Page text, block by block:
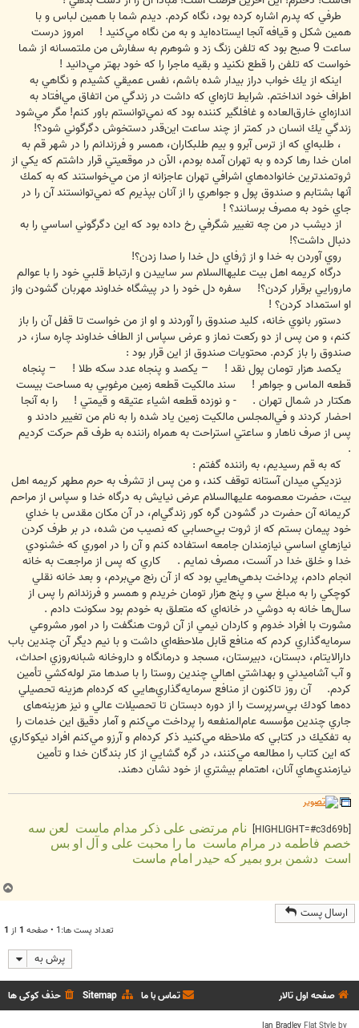
طرفي كه پدرم اشاره كرده بود، نگاه كردم. ديدم شما با همين لباس و با
همين شكل و قيافه آنجا ايستاده‌ايد و به من نگاه مي‌كنيد ! امروز درست
ساعت 9 صبح بود كه تلفن زنگ زد و شوهرم به سفارش من ملتمسانه از شما
خواست كه تلفن را قطع نكنيد و بقيه ماجرا را كه خود بهتر مي‌دانيد !
اينكه از يك خواب دراز بيدار شده باشم، نفس عميقي كشيدم و نگاهي به
اطراف خود انداختم. شرايط تازه‌اي كه داشت در زندگي من اتفاق مي‌افتاد به
اندازه‌اي خارق‌العاده و غافلگير كننده بود كه نمي‌توانستم باور كنم! مگر مي‌شود
زندگي يك انسان در كمتر از چند ساعت اين‌قدر دستخوش دگرگوني شود؟!
، طلبه‌اي كه از ترس آبرو و بيم طلبكاران، همسر و فرزندانم را در شهر قم به
امان خدا رها كرده و به تهران آمده بودم، الآن در موقعيتي قرار داشتم كه يكي از
ثروتمندترين خانواده‌هاي اشرافي تهران عاجزانه از من مي‌خواستند كه به كمك
آنها بشتابم و صندوق پول و جواهري را از آنان بپذيرم كه نمي‌توانستند آن را در
جاي خود به مصرف برسانند؟ !
از ديشب در من چه تغيير شگرفي رخ داده بود كه اين دگرگوني اساسي را به
دنبال داشت؟!
روي آوردن به خدا و از ژرفاي دل خدا را صدا زدن؟!
درگاه كريمه اهل بيت عليها‌السلام سر ساييدن و ارتباط قلبي خود را با عوالم
مارورايي برقرار كردن؟! سفره دل خود را در پيشگاه خداوند مهربان گشودن واز
او استمداد كردن؟ !
دستور بانوي خانه، كليد صندوق را آوردند و او از من خواست تا قفل آن را باز
كنم، و من پس از دو ركعت نماز و عرض سپاس از الطاف خداوند چاره ساز، در
صندوق را باز كردم. محتويات صندوق از اين قرار بود :
يكصد هزار تومان پول نقد ! – يكصد و پنجاه عدد سكه طلا ! – پنجاه
قطعه الماس و جواهر ! سند مالكيت قطعه زمين مرغوبي به مساحت بيست
هكتار در شمال تهران . - و نوزده قطعه اشياء عتيقه و قيمتي ! را به آنجا
احضار كردند و في‌المجلس مالكيت زمين ياد شده را به نام من تغيير دادند و
پس از صرف ناهار و ساعتي استراحت به همراه راننده به طرف قم حركت كرديم
.
كه به قم رسيديم، به راننده گفتم :
نزديكي ميدان آستانه توقف كند، و من پس از تشرف به حرم مطهر كريمه اهل
بيت، حضرت معصومه عليها‌السلام عرض نيايش به درگاه خدا و سپاس از مراحم
كريمانه آن حضرت در گشودن گره كور زندگي‌ام، در آن مكان مقدس با خداي
خود پيمان بستم كه از ثروت بي‌حسابي كه نصيب من شده، در بر طرف كردن
نيازهاي اساسي نيازمندان جامعه استفاده كنم و آن را در اموري كه خشنودي
خدا و خلق خدا در آنست، مصرف نمايم . كاري كه پس از مراجعت به خانه
انجام دادم، پرداخت بدهي‌هايي بود كه از آن رنج مي‌بردم، و بعد خانه نقلي
كوچكي را به مبلغ سي و پنج هزار تومان خريدم و همسر و فرزندانم را پس از
سال‌ها خانه به دوشي در خانه‌اي كه متعلق به خودم بود سكونت دادم .
مشورت با افراد خدوم و كاردان نيمي از آن ثروت هنگفت را در امور مشروعي
سرمايه‌گذاري كردم كه منافع قابل ملاحظه‌اي داشت و با نيم ديگر آن چندين باب
دارالايتام، دبستان، دبيرستان، مسجد و درمانگاه و داروخانه شبانه‌روزي احداث،
و آب آشاميدني و بهداشتي اهالي چندين روستا را با صدها متر لوله‌كشي تأمين
كردم. آن روز تاكنون از منافع سرمايه‌گذاري‌هايي كه كرده‌ام هزينه تحصيلي
ده‌ها كودك بي‌سرپرست را از دوره دبستان تا تحصيلات عالي و نيز هزينه‌های
جاري چندين مؤسسه عام‌المنفعه را پرداخت مي‌كنم و آمار دقيق اين خدمات را
به تفكيك در كتابي كه ملاحظه مي‌كنيد ذكر كرده‌ام و آرزو مي‌كنم افراد نيكوكاري
كه اين كتاب را مطالعه مي‌كنند، در گره گشايي از كار بندگان خدا و تأمين
نيازمندي‌هاي آنان، اهتمام بيشتري از خود نشان دهند.
[HIGHLIGHT=#c3d69b] نام مرتضی علی ذکر مدام ماست لعن سه
خصم فاطمه در مرام ماست ما را محبت علی و آل او بس
است دشمن برو بمیر که حیدر امام ماست
ارسال پست
تعداد پست ها:1 • صفحه 1 از 1
پرش به
صفحه اول تالار حذف کوکی ها Sitemap تماس با ما